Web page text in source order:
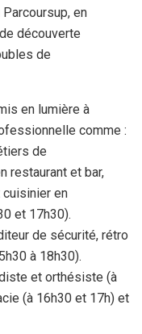
en
découverte
de
en lumière à
comme :
de
restaurant et bar,
en
et 17h30).
de sécurité, rétro
à 18h30).
et orthésiste (à
(à 16h30 et 17h) et